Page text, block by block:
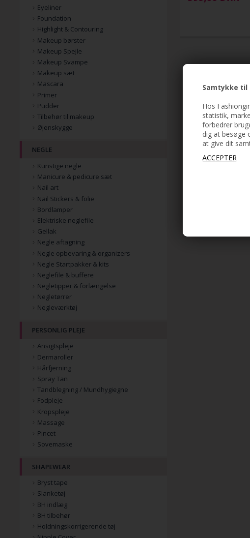
Samtykke til
Hos
statistik,
forbedrer
dig at besøge
at give dit
Eyeliner
Foundation
Highlight & Contouring
Makeup børster
Makeup Spejle
Makeup Svampe
Makeup sæt
Mascara
Primer
Pudder
Tilbehør til makeup
Øjenskygge
NEGLE
Kunstige negle
Manicure & pedicure sæt
Nail art
Nail Stickers & folie
Bordlamper
Elektriske neglefile
Gellak
Negle aftagning
Negle opbevaring & organizers
Negle Startpakker & kits
Neglefile & buffere
Negletipper & forlængelse
Negletørrer
Negleværktøj
PERSONLIG PLEJE
Ansigtspleje
Dermaroller
Hårfjerning
Spray Tan
Tandblegning / Mundhygiegne
Fodpleje
Kropspleje
Massage
Pincet
Sovemaske
SHAPEWEAR
Bryst tape
Slanketøj
BH indlæg
BH tilbehør
Holdningskorrigerende tøj